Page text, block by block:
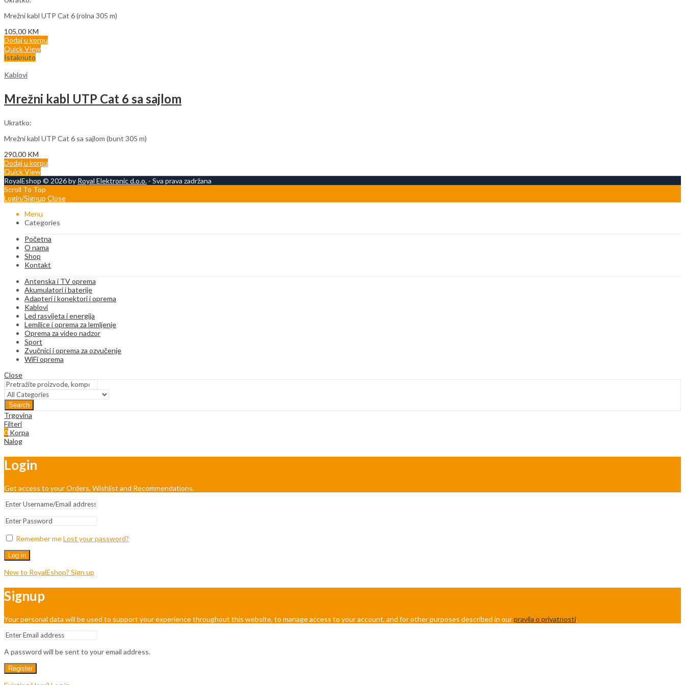
Mrežni kabl UTP Cat 6 (rolna 305 m)
105,00 KM
Dodaj u korpu
Quick View
Istaknuto
Kablovi
Mrežni kabl UTP Cat 6 sa sajlom
Ukratko:
Mrežni kabl UTP Cat 6 sa sajlom (bunt 305 m)
290,00 KM
Dodaj u korpu
Quick View
RoyalEshop © 2026 by Royal Elektronic d.o.o. - Sva prava zadržana
Scroll To Top
Login/Signup Close
Menu
Categories
Početna
O nama
Shop
Kontakt
Antenska i TV oprema
Akumulatori i baterije
Adapteri i konektori i oprema
Kablovi
Led rasvijeta i energija
Lemilice i oprema za lemljenje
Oprema za video nadzor
Sport
Zvučnici i oprema za ozvučenje
WiFi oprema
Close
Search
Trgovina
Filteri
0 Korpa
Nalog
Login
Get access to your Orders, Wishlist and Recommendations.
Remember meLost your password?
Log in
New to RoyalEshop? Sign up
Signup
Your personal data will be used to support your experience throughout this website, to manage access to your account, and for other purposes described in ourpravila o privatnosti.
A password will be sent to your email address.
Register